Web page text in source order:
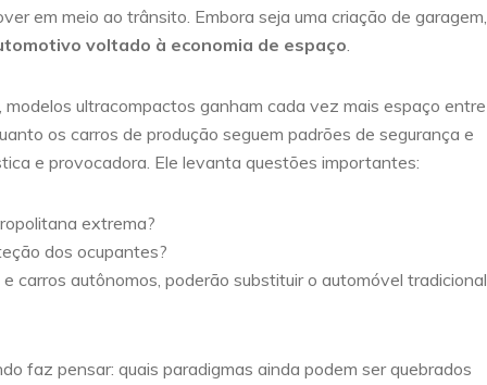
em meio ao trânsito. Embora seja uma criação de garagem,
voltado à economia de espaço
modelos ultracompactos ganham cada vez mais espaço entre
os carros de produção seguem padrões de segurança e
e provocadora. Ele levanta questões importantes:
extrema?
dos ocupantes?
carros autônomos, poderão substituir o automóvel tradicional
faz pensar: quais paradigmas ainda podem ser quebrados